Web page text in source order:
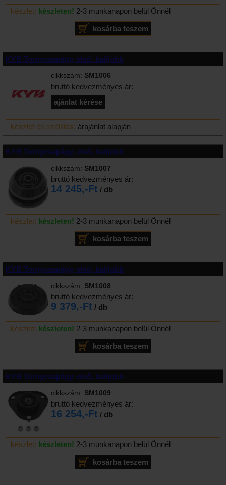
készlet: készleten! 2-3 munkanapon belül Önnél
KYB Tornycsapágy, első, bal/jobb
cikkszám: SM1006
bruttó kedvezményes ár:
készlet és szállítás: árajánlat alapján
KYB Tornycsapágy, első, bal/jobb
cikkszám: SM1007
bruttó kedvezményes ár:
14 245,-Ft / db
készlet: készleten! 2-3 munkanapon belül Önnél
KYB Tornycsapágy, első, bal/jobb
cikkszám: SM1008
bruttó kedvezményes ár:
9 379,-Ft / db
készlet: készleten! 2-3 munkanapon belül Önnél
KYB Tornycsapágy, első, bal/jobb
cikkszám: SM1009
bruttó kedvezményes ár:
16 254,-Ft / db
készlet: készleten! 2-3 munkanapon belül Önnél